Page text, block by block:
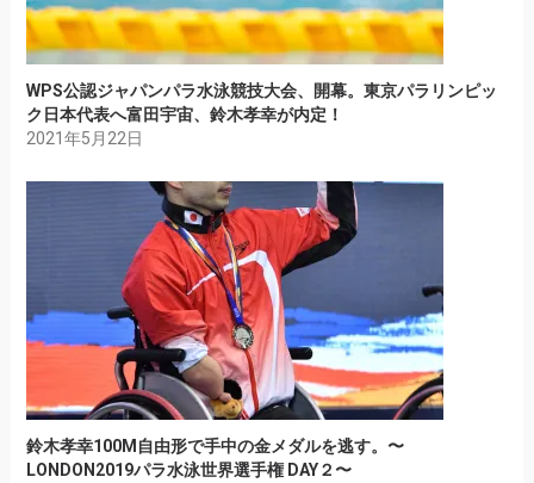
WPS公認ジャパンパラ水泳競技大会、開幕。東京パラリンピッ
ク日本代表へ富田宇宙、鈴木孝幸が内定！
2021年5月22日
鈴木孝幸100M自由形で手中の金メダルを逃す。〜
LONDON2019パラ水泳世界選手権 DAY２〜